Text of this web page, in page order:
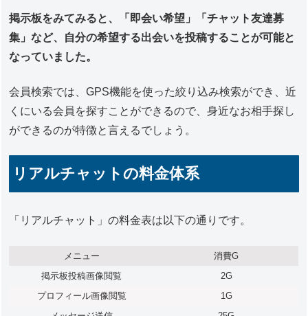
掲示板をみてみると、「即会い希望」「チャット友達募
集」など、自分の希望する出会いを投稿することが可能と
なっていました。
会員検索では、GPS機能を使った絞り込み検索ができ、近
くにいる会員を探すことができるので、身近なお相手探し
ができるのが特徴と言えるでしょう。
リアルチャットの料金体系
「リアルチャット」の料金表は以下の通りです。
メニュー
消費G
掲示板投稿画像閲覧
2G
プロフィール画像閲覧
1G